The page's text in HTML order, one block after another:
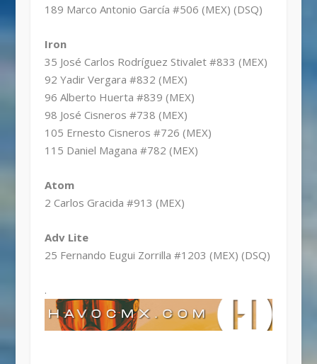
189 Marco Antonio García #506 (MEX) (DSQ)
Iron
35 José Carlos Rodríguez Stivalet #833 (MEX)
92 Yadir Vergara #832 (MEX)
96 Alberto Huerta #839 (MEX)
98 José Cisneros #738 (MEX)
105 Ernesto Cisneros #726 (MEX)
115 Daniel Magana #782 (MEX)
Atom
2 Carlos Gracida #913 (MEX)
Adv Lite
25 Fernando Eugui Zorrilla #1203 (MEX) (DSQ)
.